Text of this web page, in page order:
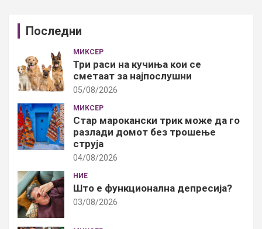
Последни
МИКСЕР
Три раси на кучиња кои се
сметаат за најпослушни
05/08/2026
МИКСЕР
Стар марокански трик може да го
разлади домот без трошење
струја
04/08/2026
НИЕ
Што е функционална депресија?
03/08/2026